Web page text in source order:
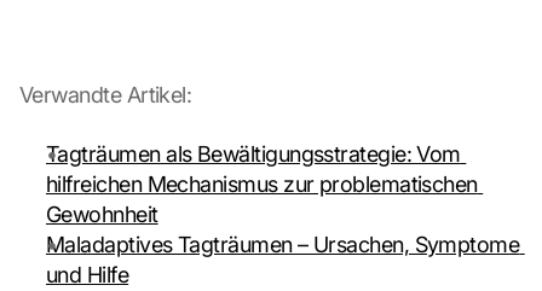
Verwandte Artikel:
Tagträumen als Bewältigungsstrategie: Vom
hilfreichen Mechanismus zur problematischen
Gewohnheit
Maladaptives Tagträumen – Ursachen, Symptome
und Hilfe
i
e
d
t
o
G